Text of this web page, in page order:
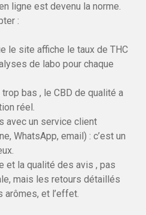
ligne est devenu la norme.
:
le site affiche le taux de THC
de labo pour chaque
bas , le CBD de qualité a
réel.
avec un service client
WhatsApp, email) : c’est un
et la qualité des avis , pas
mais les retours détaillés
arômes, et l’effet.